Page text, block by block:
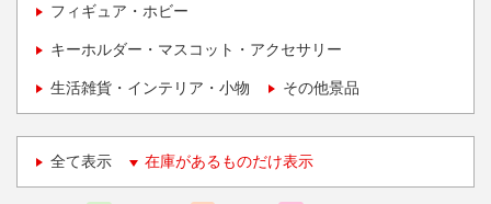
フィギュア・ホビー
キーホルダー・マスコット・アクセサリー
生活雑貨・インテリア・小物 その他景品
全て表示 在庫があるものだけ表示